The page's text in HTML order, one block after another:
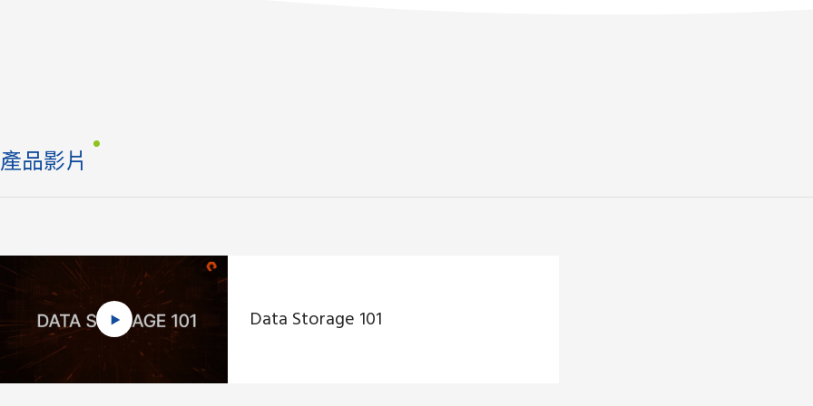
產品影片
Data Storage 101